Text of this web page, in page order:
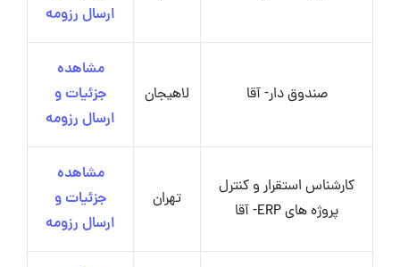
ارسال رزومه
صندوق دار- آقا لاهیجان
مشاهده
جزئیات و
ارسال رزومه
کارشناس استقرار و کنترل
پروژه های ERP- آقا
تهران
مشاهده
جزئیات و
ارسال رزومه